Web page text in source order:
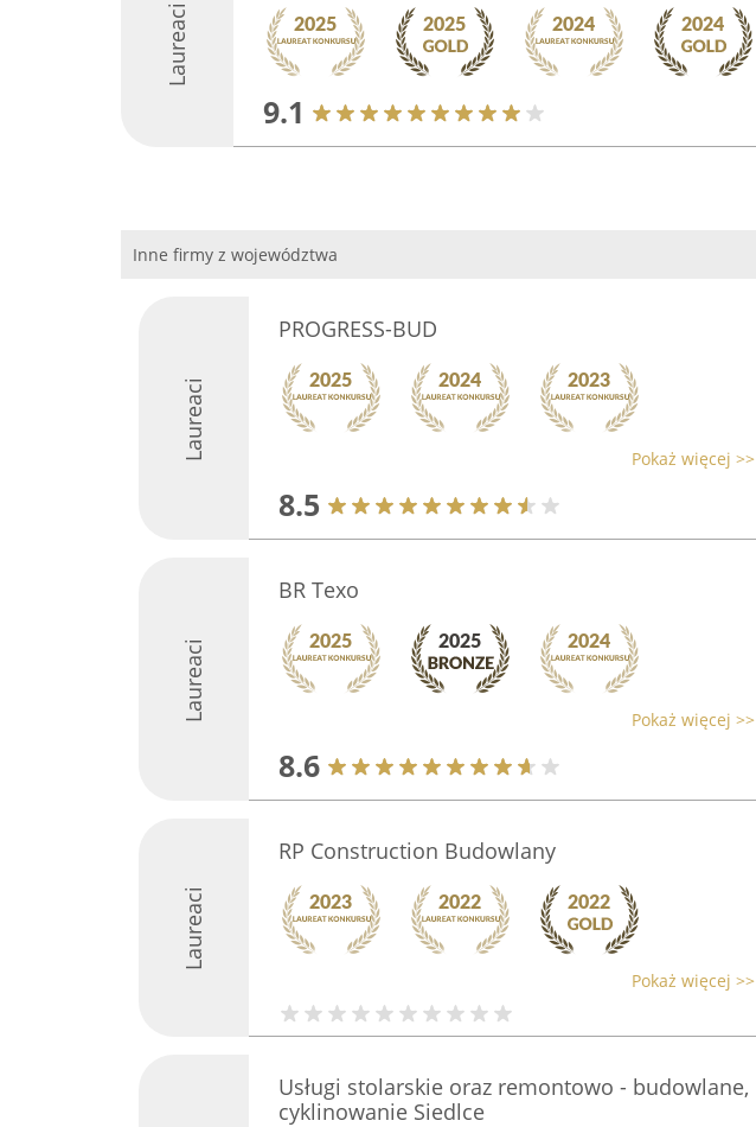
Laureaci
9.1
Inne firmy z województwa
Laureaci
PROGRESS-BUD
Pokaż więcej >>
8.5
Laureaci
BR Texo
Pokaż więcej >>
8.6
Laureaci
RP Construction Budowlany
Pokaż więcej >>
Usługi stolarskie oraz remontowo - budowlane,
cyklinowanie Siedlce